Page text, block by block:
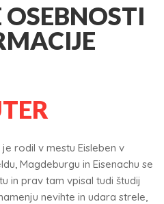
OSEBNOSTI
rodil v mestu Eisleben v
Magdeburgu in Eisenachu se
in prav tam vpisal tudi študij
nevihte in udara strele,